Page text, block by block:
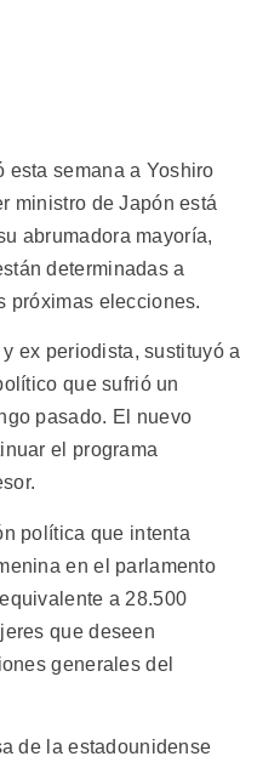
esta semana a Yoshiro
ministro de Japón está
abrumadora mayoría,
determinadas a
próximas elecciones.
ex periodista, sustituyó a
que sufrió un
pasado. El nuevo
el programa
política que intenta
en el parlamento
a 28.500
que deseen
generales del
de la estadounidense